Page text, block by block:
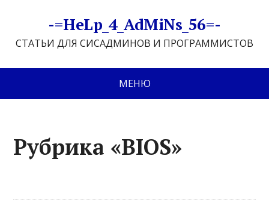
-=HeLp_4_AdMiNs_56=-
СТАТЬИ ДЛЯ СИСАДМИНОВ И ПРОГРАММИСТОВ
МЕНЮ
Рубрика «BIOS»